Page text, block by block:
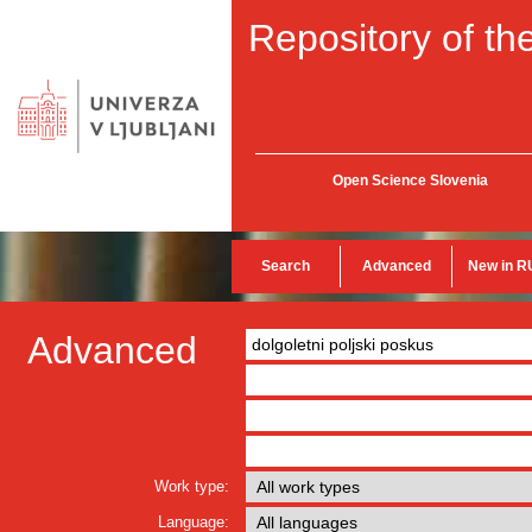
Repository of
Open Science Slovenia
Search Advanced New in
Advanced
Work type:
Language: